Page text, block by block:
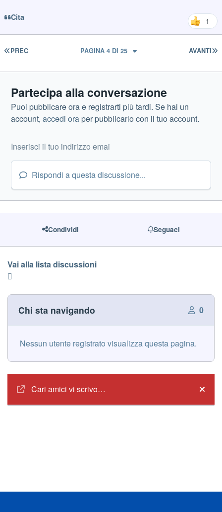
Cita 1
PRIMA PAGINA
PREC AVANTI
PAGINA 4 DI 25
Partecipa alla conversazione
Puoi pubblicare ora e registrarti più tardi. Se hai un
account,accedi oraper pubblicarlo con il tuo account.
Rispondi a questa discussione...
Condividi Seguaci
Vai alla lista discussioni
Chi sta navigando 0
Nessun utente registrato visualizza questa pagina.
Cari amici vi scrivo…
Hide